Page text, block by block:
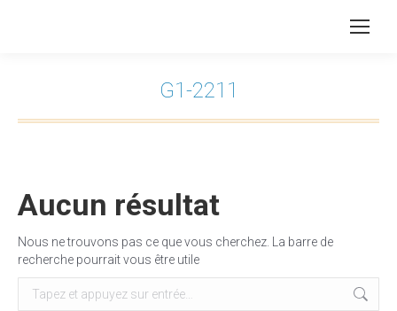
G1-2211
Aucun résultat
Nous ne trouvons pas ce que vous cherchez. La barre de
recherche pourrait vous être utile
Recherche